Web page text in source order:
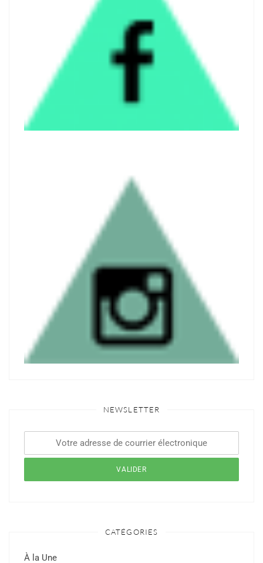
NEWSLETTER
CATÉGORIES
À la Une